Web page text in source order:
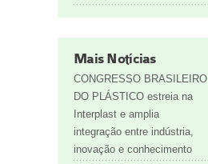
Mais Notícias
CONGRESSO BRASILEIRO
DO PLÁSTICO estreia na
Interplast e amplia
integração entre indústria,
inovação e conhecimento